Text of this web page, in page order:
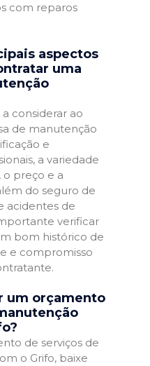
com reparos
aspectos
uma
considerar ao
de manutenção
e
a variedade
o preço e a
do seguro de
acidentes de
verificar
bom histórico de
e compromisso
um orçamento
de serviços de
o Grifo, baixe